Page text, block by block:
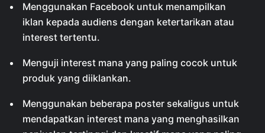
Menggunakan Facebook untuk menampilkan
iklan kepada audiens dengan ketertarikan atau
interest tertentu.
Menguji interest mana yang paling cocok untuk
produk yang diiklankan.
Menggunakan beberapa poster sekaligus untuk
mendapatkan interest mana yang menghasilkan